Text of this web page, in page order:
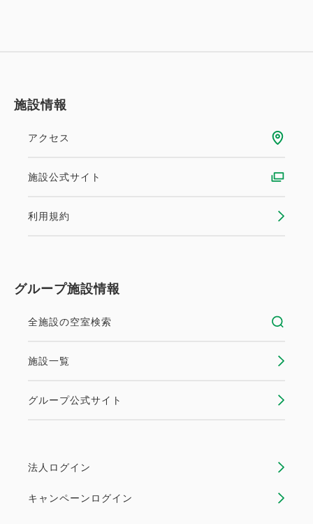
施設情報
アクセス
施設公式サイト
利用規約
グループ施設情報
全施設の空室検索
施設一覧
グループ公式サイト
法人ログイン
キャンペーンログイン